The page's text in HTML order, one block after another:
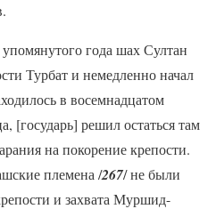
года шах Султан
Турбат и немедленно начал
в восемнадцатом
[государь] решил остаться там
на покорение крепости.
племена /267/ не были
и захвата Муршид-